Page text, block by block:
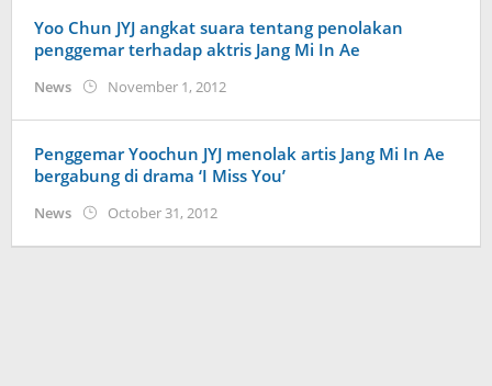
Yoo Chun JYJ angkat suara tentang penolakan
penggemar terhadap aktris Jang Mi In Ae
News November 1, 2012by
Penggemar Yoochun JYJ menolak artis Jang Mi In Ae
bergabung di drama ‘I Miss You’
News October 31, 2012by